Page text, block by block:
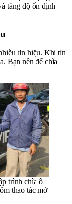
tăng độ ổn định
tín hiệu. Khi tín
Bạn nên để chìa
trình chìa ô
thao tác mở